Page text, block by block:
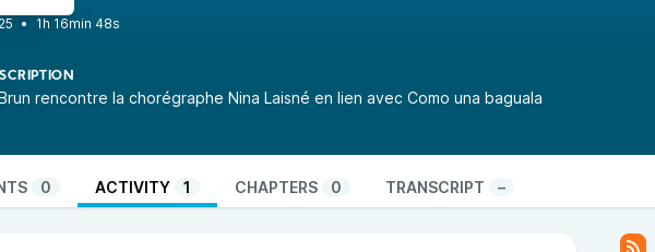
• 1h 16min 48s
rencontre la chorégraphe Nina Laisné en lien avec Como una baguala
0 ACTIVITY 1 CHAPTERS 0 TRANSCRIPT –